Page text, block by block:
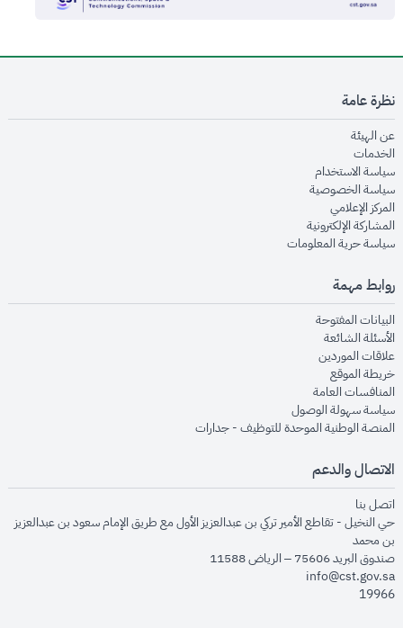
نظرة عامة
عن الهيئةopens in new window
الخدماتopens in new window
سياسة الاستخدام
سياسة الخصوصيةopens in new window
المركز الإعلاميopens in new window
المشاركة الإلكترونيةopens in new window
سياسة حرية المعلوماتopens in new window
روابط مهمة
البيانات المفتوحةopens in new window
الأسئلة الشائعةopens in new window
علاقات الموردينopens in new window
خريطة الموقعopens in new window
المنافسات العامةopens in new window
سياسة سهولة الوصولopens in new window
المنصة الوطنية الموحدة للتوظيف - جداراتopens in new window
الاتصال والدعم
اتصل بنا
حي النخيل - تقاطع الأمير تركي بن عبدالعزيز الأول مع طريق الإمام سعود بن عبدالعزيز
بن محمد
صندوق البريد 75606 – الرياض 11588
info@cst.gov.sa
19966